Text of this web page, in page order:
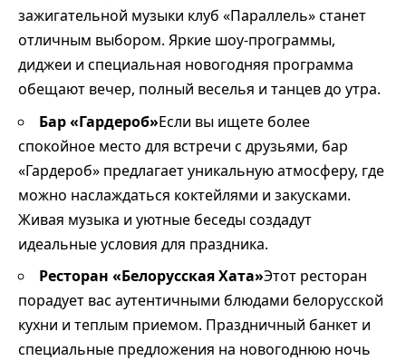
зажигательной музыки клуб «Параллель» станет
отличным выбором. Яркие шоу-программы,
диджеи и специальная новогодняя программа
обещают вечер, полный веселья и танцев до утра.
Бар «Гардероб»Если вы ищете более
спокойное место для встречи с друзьями, бар
«Гардероб» предлагает уникальную атмосферу, где
можно наслаждаться коктейлями и закусками.
Живая музыка и уютные беседы создадут
идеальные условия для праздника.
Ресторан «Белорусская Хата»Этот ресторан
порадует вас аутентичными блюдами белорусской
кухни и теплым приемом. Праздничный банкет и
специальные предложения на новогоднюю ночь